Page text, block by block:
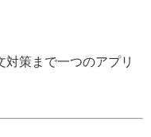
対策まで一つのアプリ